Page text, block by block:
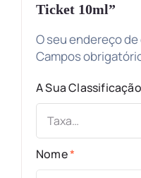
Ticket 10ml”
O seu endereço
Campos
A Sua Classificação
Nome*